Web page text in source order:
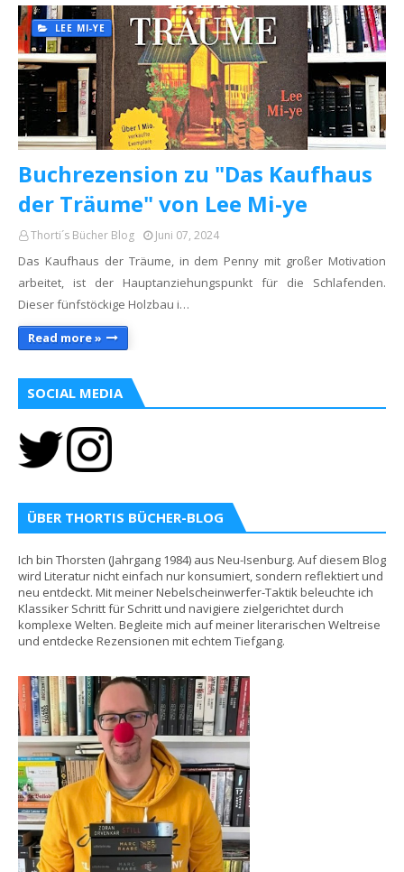
LEE MI-YE
Buchrezension zu "Das Kaufhaus
der Träume" von Lee Mi-ye
Thorti´s Bücher Blog Juni 07, 2024
Das Kaufhaus der Träume, in dem Penny mit großer Motivation
arbeitet, ist der Hauptanziehungspunkt für die Schlafenden.
Dieser fünfstöckige Holzbau i…
Read more »
SOCIAL MEDIA
ÜBER THORTIS BÜCHER-BLOG
Ich bin Thorsten (Jahrgang 1984) aus Neu-Isenburg. Auf diesem Blog
wird Literatur nicht einfach nur konsumiert, sondern reflektiert und
neu entdeckt. Mit meiner Nebelscheinwerfer-Taktik beleuchte ich
Klassiker Schritt für Schritt und navigiere zielgerichtet durch
komplexe Welten. Begleite mich auf meiner literarischen Weltreise
und entdecke Rezensionen mit echtem Tiefgang.